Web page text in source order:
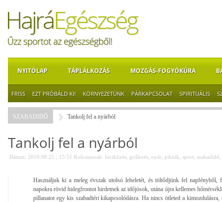
NYITÓLAP TÁPLÁLKOZÁS MOZGÁS-FOGYÓKÚRA
FRISS EZT PRÓBÁLD KI! KÖRNYEZETÜNK PÁRKAPCSOLAT SPIRITUÁLIS
SZABADIDŐ Tankolj fel a nyárból
Tankolj fel a nyárból
Dátum: 2016.08.21., 15:51 Kulcsszavak: biciklizés grillezés nyár piknik sport szabadidő
Használjuk ki a meleg évszak utolsó leheletét, és töltődjünk fel napfényből,
napokra rövid hidegfrontot hirdetnek az időjósok, utána újra kellemes
pillanatot egy kis szabadtéri kikapcsolódásra. Ha nincs ötleted a